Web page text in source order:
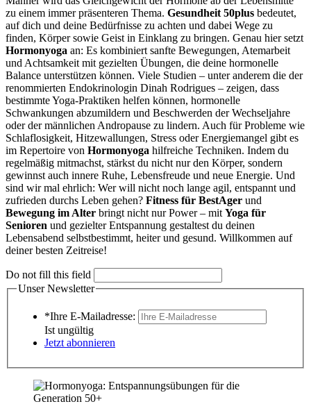
zu einem immer präsenteren Thema. Gesundheit 50plus bedeutet,
auf dich und deine Bedürfnisse zu achten und dabei Wege zu
finden, Körper sowie Geist in Einklang zu bringen. Genau hier setzt
Hormonyoga an: Es kombiniert sanfte Bewegungen, Atemarbeit
und Achtsamkeit mit gezielten Übungen, die deine hormonelle
Balance unterstützen können. Viele Studien – unter anderem die der
renommierten Endokrinologin Dinah Rodrigues – zeigen, dass
bestimmte Yoga-Praktiken helfen können, hormonelle
Schwankungen abzumildern und Beschwerden der Wechseljahre
oder der männlichen Andropause zu lindern. Auch für Probleme wie
Schlaflosigkeit, Hitzewallungen, Stress oder Energiemangel gibt es
im Repertoire von Hormonyoga hilfreiche Techniken. Indem du
regelmäßig mitmachst, stärkst du nicht nur den Körper, sondern
gewinnst auch innere Ruhe, Lebensfreude und neue Energie. Und
sind wir mal ehrlich: Wer will nicht noch lange agil, entspannt und
zufrieden durchs Leben gehen? Fitness für BestAger und
Bewegung im Alter bringt nicht nur Power – mit Yoga für
Senioren und gezielter Entspannung gestaltest du deinen
Lebensabend selbstbestimmt, heiter und gesund. Willkommen auf
deiner besten Zeitreise!
Do not fill this field
Unser Newsletter
*Ihre E-Mailadresse:
Ist ungültig
Jetzt abonnieren